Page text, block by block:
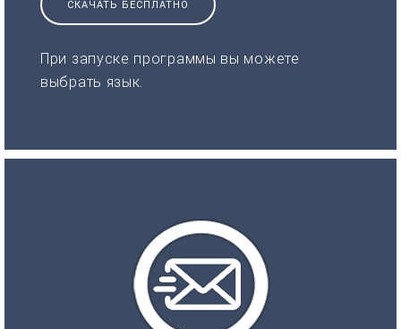
СКАЧАТЬ БЕСПЛАТНО
При запуске программы вы можете
выбрать язык.